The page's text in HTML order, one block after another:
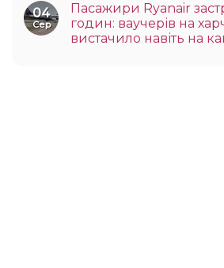
04
Сер
Пасажири Ryanair
годин: ваучерів на
вистачило навіть на